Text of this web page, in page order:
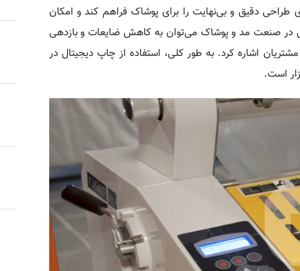
دقیق و بی‌نهایت را برای پوشاک فراهم کند و امکان
در صنعت مد و پوشاک می‌توان به کاهش ضایعات و بازدهی
اشاره کرد. به طور کلی، استفاده از چاپ دیجیتال در
است.